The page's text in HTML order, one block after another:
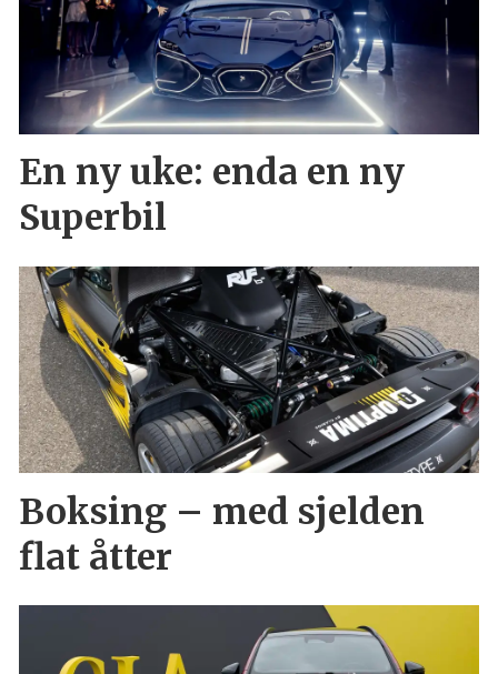
En ny uke: enda en ny
Superbil
Boksing – med sjelden
flat åtter